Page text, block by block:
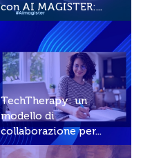
con AI MAGISTER:...
TechTherapy: un
modello di
collaborazione per...